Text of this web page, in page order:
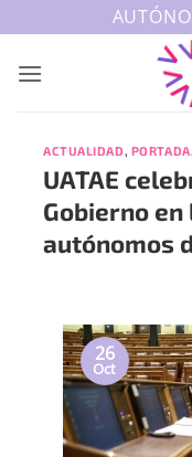
al
ACTUALIDAD, PORTADA,
UATAE
Gobierno
autónomos
26
Oct